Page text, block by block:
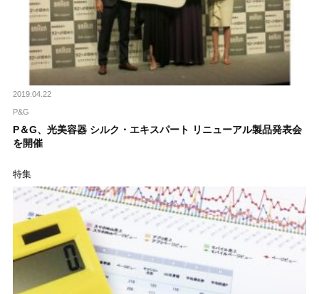
2019.04.22
P&G
P＆G、光美容器 シルク・エキスパート リニューアル製品発表会
を開催
特集